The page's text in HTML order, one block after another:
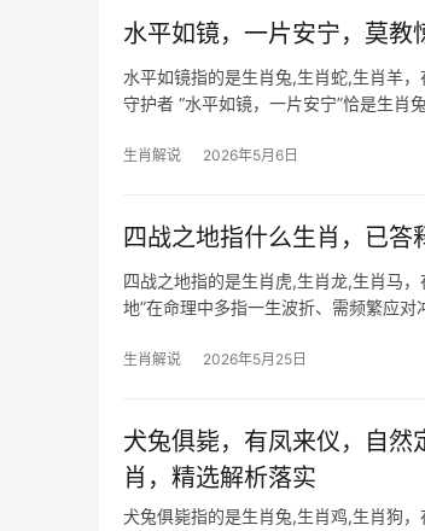
水平如镜，一片安宁，莫
水平如镜指的是生肖兔,生肖蛇,生肖羊
守护者 “水平如镜，一片安宁”恰是生
生肖解说 2026年5月6日
四战之地指什么生肖，已答
四战之地指的是生肖虎,生肖龙,生肖马
地”在命理中多指一生波折、需频繁应
生肖解说 2026年5月25日
犬兔俱毙，有凤来仪，自
肖，精选解析落实
犬兔俱毙指的是生肖兔,生肖鸡,生肖狗